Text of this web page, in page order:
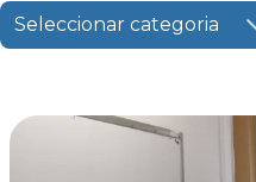
Seleccionar categoria